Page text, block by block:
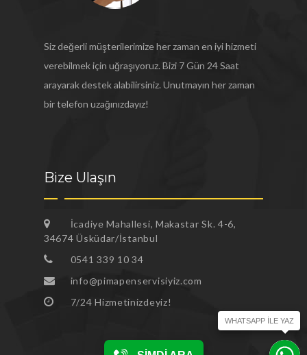
Siz değerli müşterilerimize her zaman en iyi hizmeti
verebilmek için uğraşıyoruz. Bizi 7 Gün 24 Saat
arayarak destek alabilirsiniz. Unutmayın her zaman
bir telefon uzağınızdayız!
Bize Ulaşın
İcadiye Mahallesi, Makastar Sk. 4-6,
34674 Üsküdar/İstanbul
0541 339 10 34
info@pimapenservisiyiz.com
7/24 Hizmetinizdeyiz!